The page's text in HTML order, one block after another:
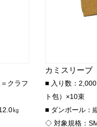
クラフ
㎏
カミスリーブ
■ 入り数：
ト包）×10束
■ ダンボール：
◇ 対象規格：